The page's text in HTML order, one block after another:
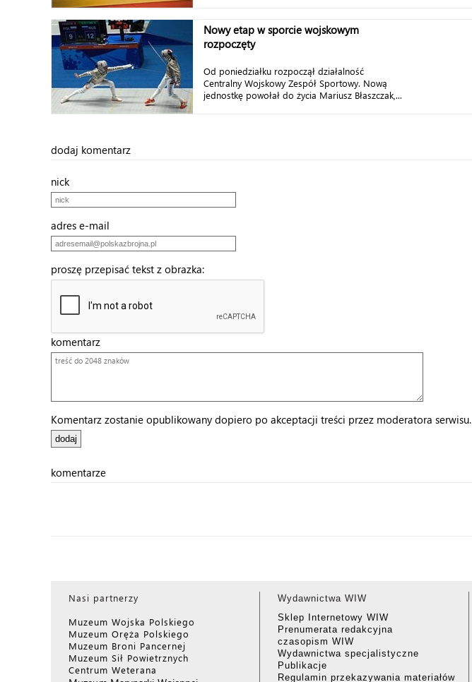
Nowy etap w sporcie wojskowym
rozpoczęty
Od poniedziałku rozpoczął działalność
Centralny Wojskowy Zespół Sportowy. Nową
jednostkę powołał do życia Mariusz Błaszczak,...
dodaj komentarz
nick
adres e-mail
proszę przepisać tekst z obrazka:
komentarz
Komentarz zostanie opublikowany dopiero po akceptacji treści przez moderatora serwisu.
komentarze
Nasi partnerzy
Muzeum Wojska Polskiego
Muzeum Oręża Polskiego
Muzeum Broni Pancernej
Muzeum Sił Powietrznych
Centrum Weterana
Wydawnictwa WIW
Sklep Internetowy WIW
Prenumerata redakcyjna
czasopism WIW
Wydawnictwa specjalistyczne
Publikacje
Regulamin przekazywania materiałów